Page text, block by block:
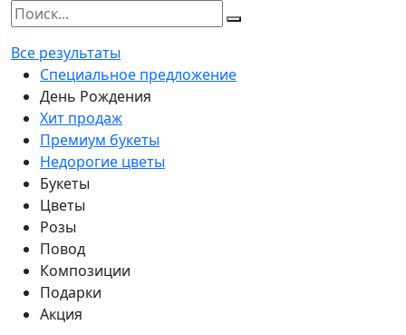
Все результаты
Специальное предложение
День Рождения
Хит продаж
Премиум букеты
Недорогие цветы
Букеты
Цветы
Розы
Повод
Композиции
Подарки
Акция